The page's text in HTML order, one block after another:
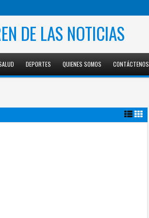
DE LAS NOTICIAS
DEPORTES QUIENES SOMOS CONTÁCTENOS